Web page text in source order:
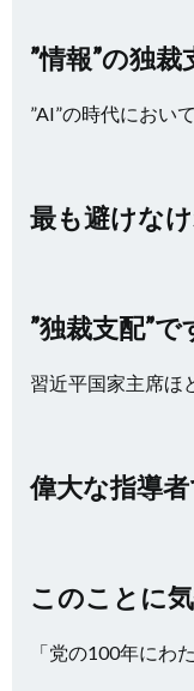
”情報”の独
”AI”の時代において
最も避けな
”独裁支配”で
習近平国家主席ほ
偉大な指導者
このことに
「党の100年にわ